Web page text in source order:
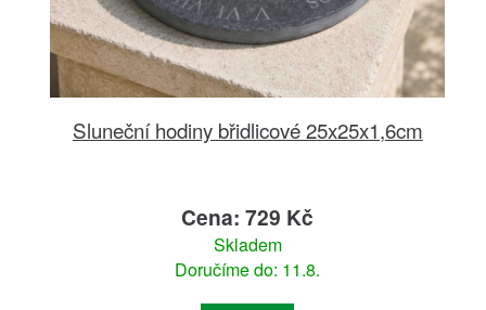
Sluneční hodiny břidlicové 25x25x1,6cm
Cena: 729 Kč
Skladem
Doručíme do: 11.8.